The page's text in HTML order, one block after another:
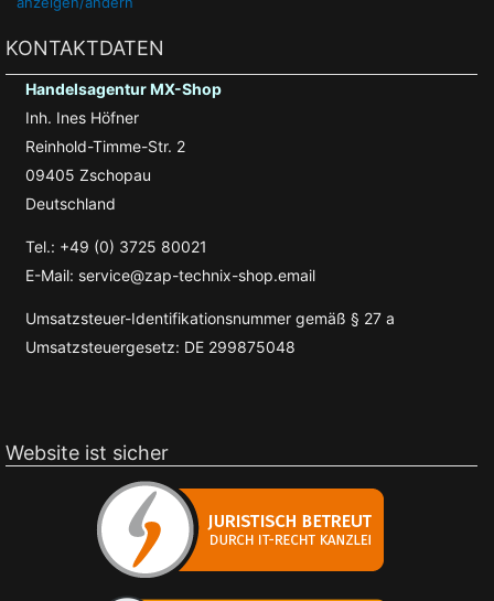
KONTAKTDATEN
Handelsagentur MX-Shop
Inh. Ines Höfner
Reinhold-Timme-Str. 2
09405 Zschopau
Deutschland
Tel.: +49 (0) 3725 80021
E-Mail: service@zap-technix-shop.email
Umsatzsteuer-Identifikationsnummer gemäß § 27 a
Umsatzsteuergesetz: DE 299875048
Website ist sicher